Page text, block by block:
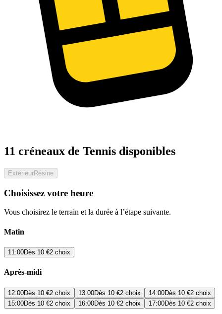
11 créneaux de Tennis disponibles
ExtérieurRésine
Choisissez votre heure
Vous choisirez le terrain et la durée à l’étape suivante.
Matin
11:00Dès 10 €2 choix
Après-midi
12:00Dès 10 €2 choix 13:00Dès 10 €2 choix 14:00Dès 10 €2 choix
15:00Dès 10 €2 choix 16:00Dès 10 €2 choix 17:00Dès 10 €2 choix